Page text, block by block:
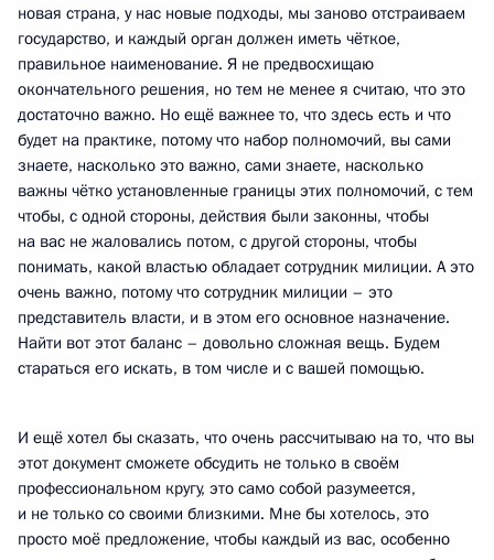
новая страна, у нас новые подходы, мы заново отстраиваем
государство, и каждый орган должен иметь чёткое,
правильное наименование. Я не предвосхищаю
окончательного решения, но тем не менее я считаю, что это
достаточно важно. Но ещё важнее то, что здесь есть и что
будет на практике, потому что набор полномочий, вы сами
знаете, насколько это важно, сами знаете, насколько
важны чётко установленные границы этих полномочий, с тем
чтобы, с одной стороны, действия были законны, чтобы
на вас не жаловались потом, с другой стороны, чтобы
понимать, какой властью обладает сотрудник милиции. А это
очень важно, потому что сотрудник милиции – это
представитель власти, и в этом его основное назначение.
Найти вот этот баланс – довольно сложная вещь. Будем
стараться его искать, в том числе и с вашей помощью.
И ещё хотел бы сказать, что очень рассчитываю на то, что вы
этот документ сможете обсудить не только в своём
профессиональном кругу, это само собой разумеется,
и не только со своими близкими. Мне бы хотелось, это
просто моё предложение, чтобы каждый из вас, особенно